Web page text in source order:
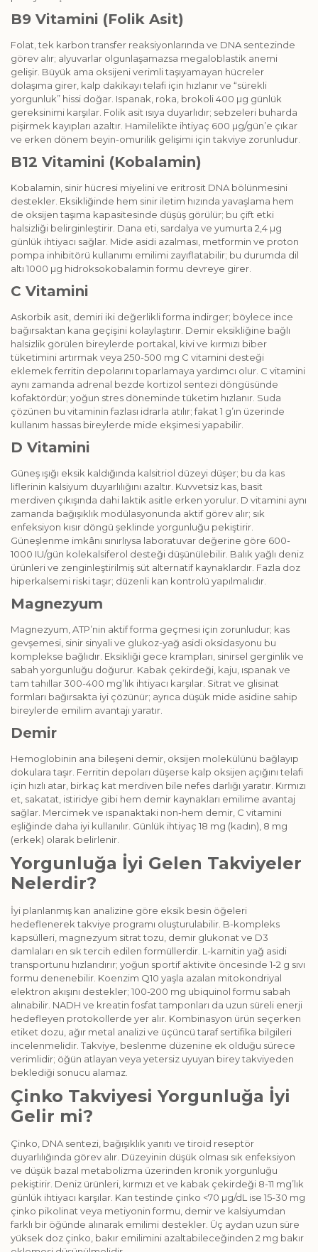
B9 Vitamini (Folik Asit)
Folat, tek karbon transfer reaksiyonlarında ve DNA sentezinde
görev alır; alyuvarlar olgunlaşamazsa megaloblastik anemi
gelişir. Büyük ama oksijeni verimli taşıyamayan hücreler
dolaşıma girer, kalp dakikayı telafi için hızlanır ve “sürekli
yorgunluk” hissi doğar. Ispanak, roka, brokoli 400 µg gün­lük
gereksinimi karşılar. Folik asit ısıya duyarlıdır; sebzeleri buharda
pişirmek kayıpları azaltır. Hamilelikte ihtiyaç 600 µg/gün’e çıkar
ve erken dönem beyin-omurilik gelişimi için takviye zorunludur.
B12 Vitamini (Kobalamin)
Kobalamin, sinir hücresi miyelini ve eritrosit DNA bölünmesini
destekler. Eksikliğinde hem sinir iletim hızında yavaşlama hem
de oksijen taşıma kapasitesinde düşüş görülür; bu çift etki
halsizliği belirginleştirir. Dana eti, sardalya ve yumurta 2,4 µg
günlük ihtiyacı sağlar. Mide asidi azalması, metformin ve proton
pompa inhibitörü kullanımı emilimi zayıflatabilir; bu durumda dil
altı 1000 µg hidroksokobalamin formu devreye girer.
C Vitamini
Askorbik asit, demiri iki değerlikli forma indirger; böylece ince
bağırsaktan kana geçişini kolaylaştırır. Demir eksikliğine bağlı
halsizlik görülen bireylerde portakal, kivi ve kırmızı biber
tüketimini artırmak veya 250-500 mg C vitamini desteği
eklemek ferritin depolarını toparlamaya yardımcı olur. C vitamini
aynı zamanda adrenal bezde kortizol sentezi döngüsünde
kofaktördür; yoğun stres döneminde tüketim hızlanır. Suda
çözünen bu vitaminin fazlası idrarla atılır; fakat 1 g’ın üzerinde
kullanım hassas bireylerde mide ekşimesi yapabilir.
D Vitamini
Güneş ışığı eksik kaldığında kalsitriol düzeyi düşer; bu da kas
liflerinin kalsiyum duyarlılığını azaltır. Kuvvetsiz kas, basit
merdiven çıkışında dahi laktik asitle erken yorulur. D vitamini aynı
zamanda bağışıklık modülasyonunda aktif görev alır; sık
enfeksiyon kısır döngü şeklinde yorgunluğu pekiştirir.
Güneşlenme imkânı sınırlıysa laboratuvar değerine göre 600-
1000 IU/gün kolekalsiferol desteği düşünülebilir. Balık yağlı deniz
ürünleri ve zenginleştirilmiş süt alternatif kaynaklardır. Fazla doz
hiperkalsemi riski taşır; düzenli kan kontrolü yapılmalıdır.
Magnezyum
Magnezyum, ATP’nin aktif forma geçmesi için zorunludur; kas
gevşemesi, sinir sinyali ve glukoz-yağ asidi oksidasyonu bu
komplekse bağlıdır. Eksikliği gece krampları, sinirsel gerginlik ve
sabah yorgunluğu doğurur. Kabak çekirdeği, kaju, ıspanak ve
tam tahıllar 300-400 mg’lık ihtiyacı karşılar. Sitrat ve glisinat
formları bağırsakta iyi çözünür; ayrıca düşük mide asidine sahip
bireylerde emilim avantajı yaratır.
Demir
Hemoglobinin ana bileşeni demir, oksijen molekülünü bağlayıp
dokulara taşır. Ferritin depoları düşerse kalp oksijen açığını telafi
için hızlı atar, birkaç kat merdiven bile nefes darlığı yaratır. Kırmızı
et, sakatat, istiridye gibi hem demir kaynakları emilime avantaj
sağlar. Mercimek ve ıspanaktaki non-hem demir, C vitamini
eşliğinde daha iyi kullanılır. Günlük ihtiyaç 18 mg (kadın), 8 mg
(erkek) olarak belirlenir.
Yorgunluğa İyi Gelen Takviyeler
Nelerdir?
İyi planlanmış kan analizine göre eksik besin öğeleri
hedeflenerek takviye programı oluşturulabilir. B-kompleks
kapsülleri, magnezyum sitrat tozu, demir glukonat ve D3
damlaları en sık tercih edilen formüllerdir. L-karnitin yağ asidi
transportunu hızlandırır; yoğun sportif aktivite öncesinde 1-2 g sıvı
formu denenebilir. Koenzim Q10 yaşla azalan mitokondriyal
elektron akışını destekler; 100-200 mg ubiquinol formu sabah
alınabilir. NADH ve kreatin fosfat tamponları da uzun süreli enerji
hedefleyen protokollerde yer alır. Kombinasyon ürün seçerken
etiket dozu, ağır metal analizi ve üçüncü taraf sertifika bilgileri
incelenmelidir. Takviye, beslenme düzenine ek olduğu sürece
verimlidir; öğün atlayan veya yetersiz uyuyan birey takviyeden
beklediği sonucu alamaz.
Çinko Takviyesi Yorgunluğa İyi
Gelir mi?
Çinko, DNA sentezi, bağışıklık yanıtı ve tiroid reseptör
duyarlılığında görev alır. Düzeyinin düşük olması sık enfeksiyon
ve düşük bazal metabolizma üzerinden kronik yorgunluğu
pekiştirir. Deniz ürünleri, kırmızı et ve kabak çekirdeği 8-11 mg’lık
günlük ihtiyacı karşılar. Kan testinde çinko <70 µg/dL ise 15-30 mg
çinko pikolinat veya metiyonin formu, demir ve kalsiyumdan
farklı bir öğünde alınarak emilimi destekler. Üç aydan uzun süre
yüksek doz çinko, bakır emilimini azaltabileceğinden 2 mg bakır